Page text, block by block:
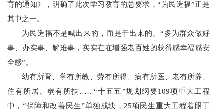
育的通知》，明确了此次学习教育的总要求，“为民造福”正是
其中之一。
为民造福不是喊出来的，而是干出来的。“多为群众做好
事、办实事、解难事，实实在在增强老百姓的获得感幸福感安
全感”。
幼有所育、学有所教、劳有所得、病有所医、老有所养、
住有所居、弱有所扶……“十五五”规划纲要109项重大工程
中，“保障和改善民生”单独成块，25项民生重大工程着眼于